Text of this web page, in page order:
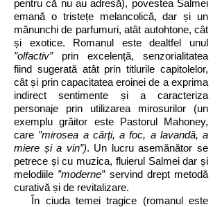
pentru că nu au adresă), povestea Salmei
emană o tristețe melancolică, dar și un
mănunchi de parfumuri, atât autohtone, cât
și exotice. Romanul este dealtfel unul
”olfactiv” prin excelență, senzorialitatea
fiind sugerată atât prin titlurile capitolelor,
cât și prin capacitatea eroinei de a exprima
indirect sentimente și a caracteriza
personaje prin utilizarea mirosurilor (un
exemplu grăitor este Pastorul Mahoney,
care ”mirosea a cărți, a foc, a lavandă, a
miere și a vin”). Un lucru asemănător se
petrece și cu muzica, fluierul Salmei dar și
melodiile ”moderne”servind drept metodă
curativă și de revitalizare.
În ciuda temei tragice (romanul este